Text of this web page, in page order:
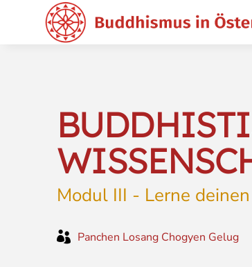
Modul III - Lerne
 Panchen Losang Chogyen Gelug